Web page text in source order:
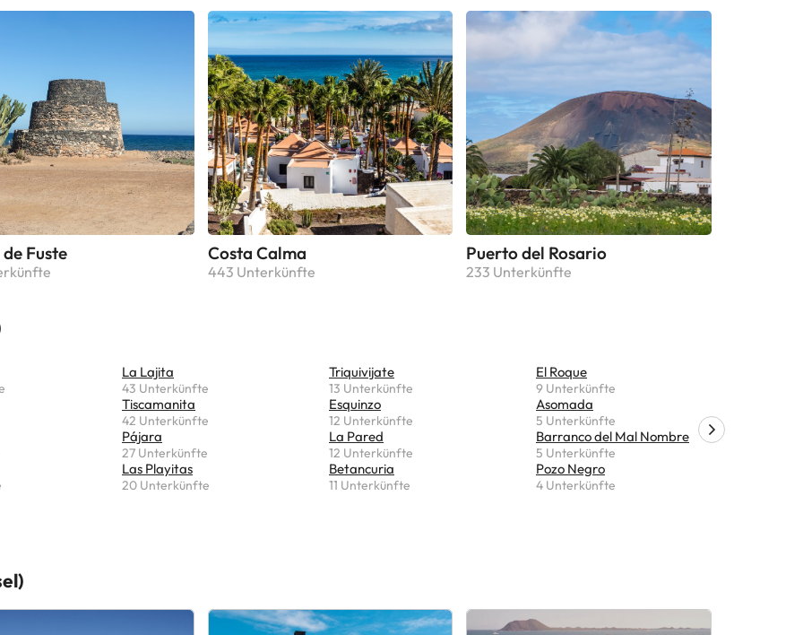
Fuste Costa Calma
443 Unterkünfte
Puerto del Rosario
233 Unterkünfte
La Lajita
43 Unterkünfte
Tiscamanita
42 Unterkünfte
Pájara
27 Unterkünfte
Las Playitas
20 Unterkünfte
Triquivijate
13 Unterkünfte
Esquinzo
12 Unterkünfte
La Pared
12 Unterkünfte
Betancuria
11 Unterkünfte
El Roque
9 Unterkünfte
Asomada
5 Unterkünfte
Barranco del Mal Nombre
5 Unterkünfte
Pozo Negro
4 Unterkünfte